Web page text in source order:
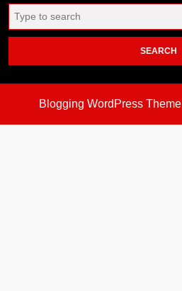
for:
Blogging WordPress Theme